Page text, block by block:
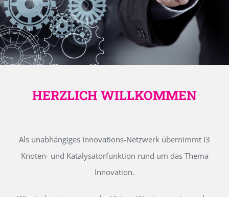
HERZLICH WILLKOMMEN
Als unabhängiges Innovations-Netzwerk übernimmt I3
Knoten- und Katalysatorfunktion rund um das Thema
Innovation.